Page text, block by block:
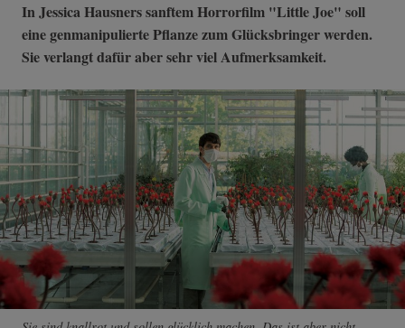
In Jessica Hausners sanftem Horrorfilm "Little Joe" soll
eine genmanipulierte Pflanze zum Glücksbringer werden.
Sie verlangt dafür aber sehr viel Aufmerksamkeit.